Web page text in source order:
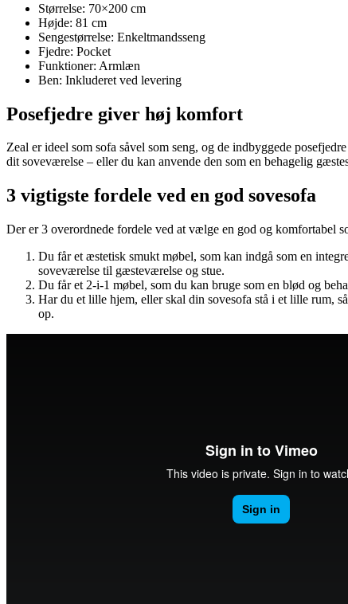
Størrelse: 70×200 cm
Højde: 81 cm
Sengestørrelse: Enkeltmandsseng
Fjedre: Pocket
Funktioner: Armlæn
Ben: Inkluderet ved levering
Posefjedre giver høj komfort
Zeal er ideel som sofa såvel som seng, og de indbyggede
dit soveværelse – eller du kan anvende den som en behagelig
3 vigtigste fordele ved en god sovesofa
Der er 3 overordnede fordele ved at vælge en god og komfortabel
Du får et æstetisk smukt møbel, som kan indgå som en
soveværelse til gæsteværelse og stue.
Du får et 2-i-1 møbel, som du kan bruge som en blød og
Har du et lille hjem, eller skal din sovesofa stå i et lille rum,
op.